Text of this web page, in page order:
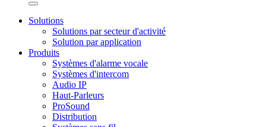
Solutions
Solutions par secteur d'activité
Solution par application
Produits
Systèmes d'alarme vocale
Systèmes d'intercom
Audio IP
Haut-Parleurs
ProSound
Distribution